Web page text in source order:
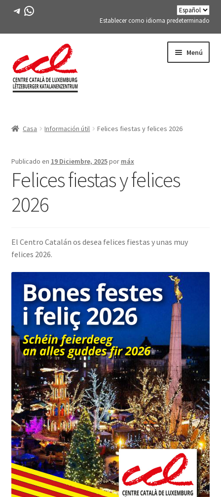
Telegrama
WhatsApp
Establecer como idioma predeterminado
la
navegación
al
contenido
Menú
ACTIVIDADES
CURSOS
MIEMBROS DE FES-TE
LIBRO
INICIAR SESIÓN
Casa Información útil Felices fiestas y felices 2026
Publicado en 19 Diciembre, 2025por máx
Felices fiestas y felices
2026
El Centro Catalán os desea felices fiestas y unas muy
felices 2026.